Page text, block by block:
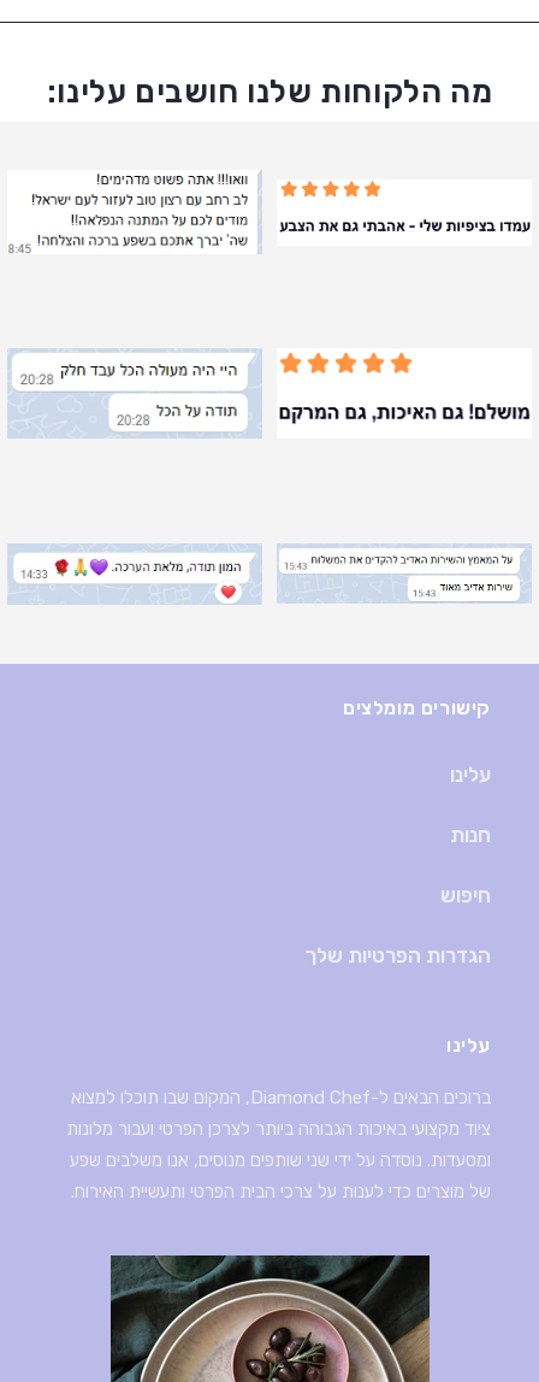
מה הלקוחות שלנו חושבים עלינו:
קישורים מומלצים
עלינו
חנות
חיפוש
הגדרות הפרטיות שלך
עלינו
ברוכים הבאים ל-Diamond Chef, המקום שבו תוכלו למצוא
ציוד מקצועי באיכות הגבוהה ביותר לצרכן הפרטי ועבור מלונות
ומסעדות. נוסדה על ידי שני שותפים מנוסים, אנו משלבים שפע
של מוצרים כדי לענות על צרכי הבית הפרטי ותעשיית האירוח.